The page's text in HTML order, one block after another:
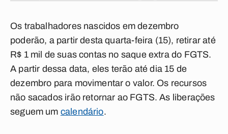
Os trabalhadores nascidos em dezembro
poderão, a partir desta quarta-feira (15), retirar até
R$ 1 mil de suas contas no saque extra do FGTS.
A partir dessa data, eles terão até dia 15 de
dezembro para movimentar o valor. Os recursos
não sacados irão retornar ao FGTS. As liberações
seguem um calendário.